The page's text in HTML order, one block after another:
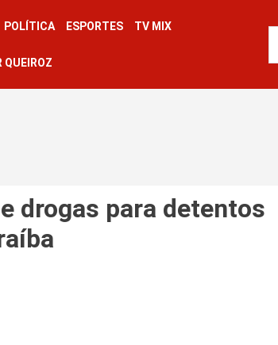
POLÍTICA ESPORTES TV MIX
QUEIROZ
drogas para detentos